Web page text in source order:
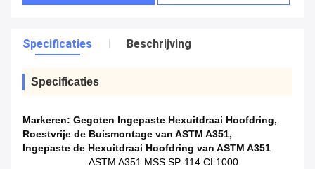
Specificaties Beschrijving
Specificaties
Markeren: Gegoten Ingepaste Hexuitdraai Hoofdring,
Roestvrije de Buismontage van ASTM A351,
Ingepaste de Hexuitdraai Hoofdring van ASTM A351
ASTM A351 MSS SP-114 CL1000